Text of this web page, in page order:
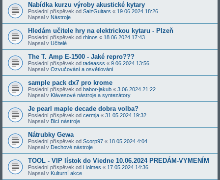
Nabídka kurzu výroby akustické kytary
Poslední příspěvek od SalzGuitars « 19.06.2024 18:26
Napsal v Nástroje
Hledám učitele hry na elektrickou kytaru - Plzeň
Poslední příspěvek od rhinos « 18.06.2024 17:43
Napsal v Učitelé
The T. Amp E-1500 - Jaké repro???
Poslední příspěvek od tadeasss « 9.06.2024 13:56
Napsal v Ozvučování a osvětlování
sample pack dx7 pro krome
Poslední příspěvek od babor-jakub « 3.06.2024 21:22
Napsal v Klávesové nástroje a syntezátory
Je pearl maple decade dobra volba?
Poslední příspěvek od cermja « 31.05.2024 19:32
Napsal v Bicí nástroje
Nátrubky Gewa
Poslední příspěvek od Scorp97 « 18.05.2024 4:04
Napsal v Dechové nástroje
TOOL - VIP lístok do Viedne 10.06.2024 PREDÁM-VYMENÍM
Poslední příspěvek od Holmes « 17.05.2024 14:36
Napsal v Kulturní akce